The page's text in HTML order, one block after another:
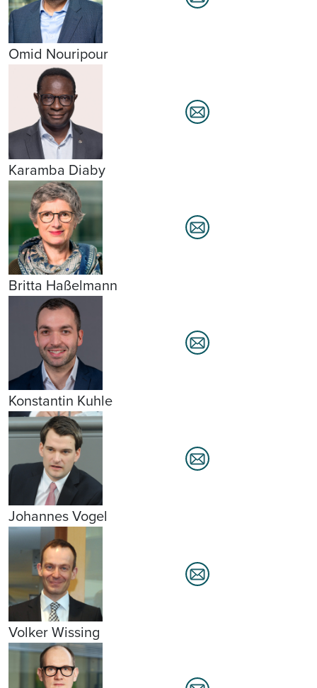
Omid Nouripour
Karamba Diaby
Britta Haßelmann
Konstantin Kuhle
Johannes Vogel
Volker Wissing